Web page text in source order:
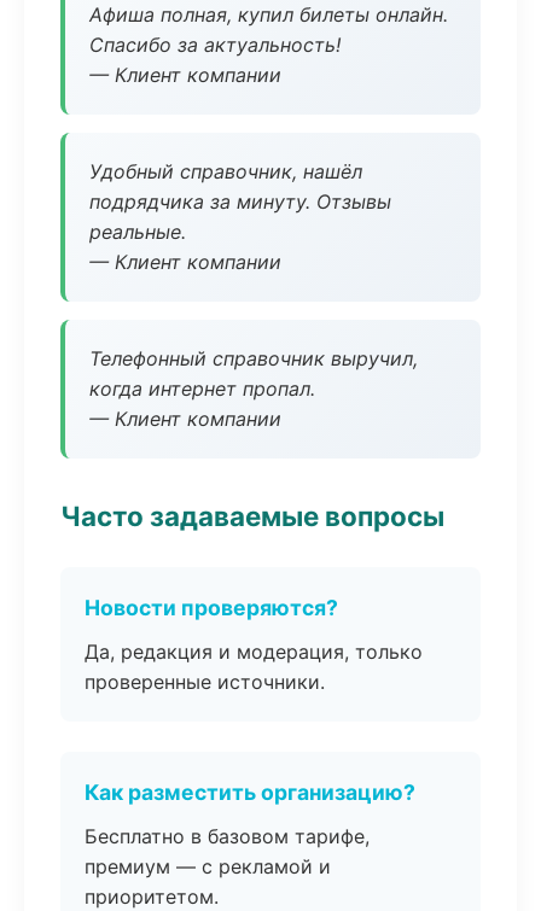
Афиша полная, купил билеты онлайн.
Спасибо за актуальность!
— Клиент компании
Удобный справочник, нашёл
подрядчика за минуту. Отзывы
реальные.
— Клиент компании
Телефонный справочник выручил,
когда интернет пропал.
— Клиент компании
Часто задаваемые вопросы
Новости проверяются?
Да, редакция и модерация, только
проверенные источники.
Как разместить организацию?
Бесплатно в базовом тарифе,
премиум — с рекламой и
приоритетом.